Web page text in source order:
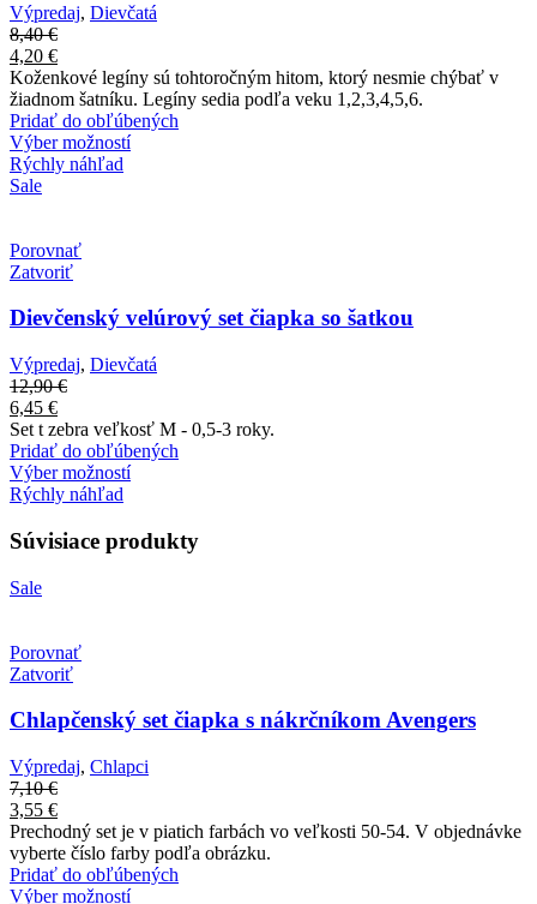
Výpredaj, Dievčatá
8,40€
4,20 €
Koženkové legíny sú tohtoročným hitom, ktorý nesmie chýbať v
žiadnom šatníku. Legíny sedia podľa veku 1,2,3,4,5,6.
Pridať do obľúbených
Výber možností
Rýchly náhľad
Sale
Porovnať
Zatvoriť
Dievčenský velúrový set čiapka so šatkou
Výpredaj, Dievčatá
12,90€
6,45 €
Set t zebra veľkosť M - 0,5-3 roky.
Pridať do obľúbených
Výber možností
Rýchly náhľad
Súvisiace produkty
Sale
Porovnať
Zatvoriť
Chlapčenský set čiapka s nákrčníkom Avengers
Výpredaj, Chlapci
7,10€
3,55 €
Prechodný set je v piatich farbách vo veľkosti 50-54. V objednávke
vyberte číslo farby podľa obrázku.
Pridať do obľúbených
Výber možností